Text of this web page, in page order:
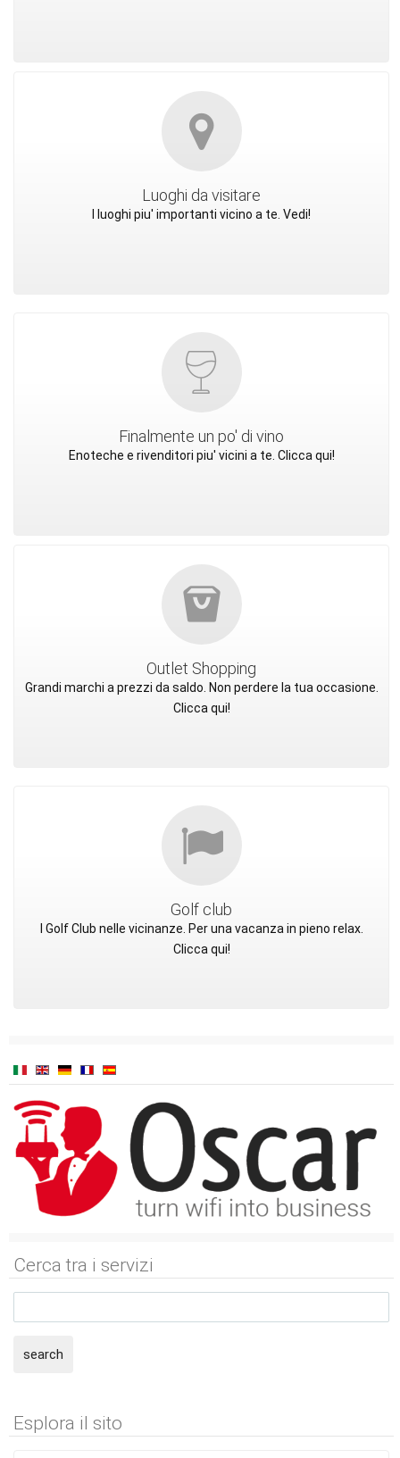
Luoghi da visitare
I luoghi piu' importanti vicino a te. Vedi!
Finalmente un po' di vino
Enoteche e rivenditori piu' vicini a te. Clicca qui!
Outlet Shopping
Grandi marchi a prezzi da saldo. Non perdere la tua occasione.
Clicca qui!
Golf club
I Golf Club nelle vicinanze. Per una vacanza in pieno relax.
Clicca qui!
Cerca tra i servizi
search
Esplora il sito